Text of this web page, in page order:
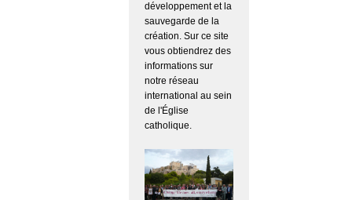
développement et la
sauvegarde de la
création. Sur ce site
vous obtiendrez des
informations sur
notre réseau
international au sein
de l'Église
catholique.